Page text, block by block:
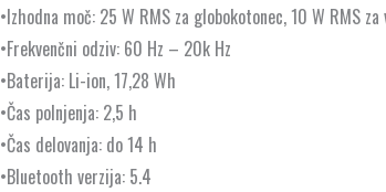
•Izhodna moč: 25 W RMS za globokotonec, 10 W RMS
•Frekvenčni odziv: 60 Hz – 20k Hz
•Baterija: Li-ion, 17,28 Wh
•Čas polnjenja: 2,5 h
•Čas delovanja: do 14 h
•Bluetooth verzija: 5.4